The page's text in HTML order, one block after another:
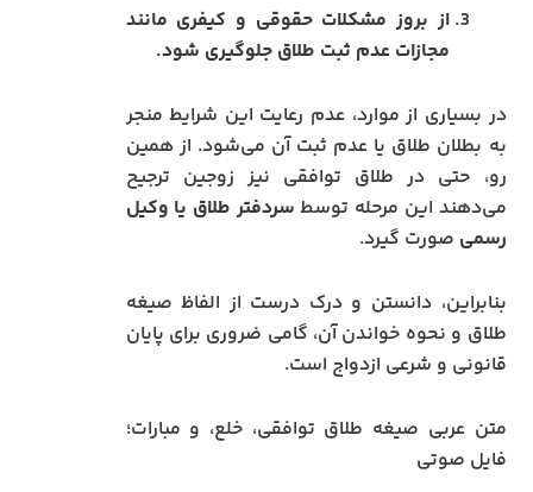
از بروز مشکلات حقوقی و کیفری مانند
مجازات عدم ثبت طلاق جلوگیری شود.
در بسیاری از موارد، عدم رعایت این شرایط منجر
به بطلان طلاق یا عدم ثبت آن می‌شود. از همین
رو، حتی در طلاق توافقی نیز زوجین ترجیح
می‌دهند این مرحله توسط سردفتر طلاق یا وکیل
رسمی صورت گیرد.
بنابراین، دانستن و درک درست از الفاظ صیغه
طلاق و نحوه خواندن آن، گامی ضروری برای پایان
قانونی و شرعی ازدواج است.
متن عربی صیغه طلاق توافقی، خلع، و مبارات؛
فایل صوتی